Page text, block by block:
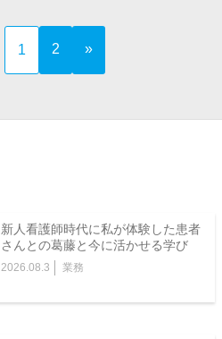
1 2 »
新人看護師時代に私が体験した患者
さんとの葛藤と今に活かせる学び
2026.08.3 業務